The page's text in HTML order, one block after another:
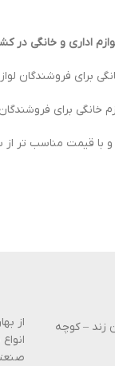
اداری و خانگی در
برای فروشندگان
خانگی برای
قیمت مناسب تر از
زند – کوچه